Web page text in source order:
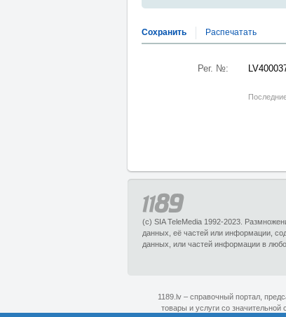
Сохранить Распечатать
Рег. №:
(c) SIA TeleMedia 1992-2023.
данных, её частей или информации,
данных, или частей информации в
1189.lv – справочный портал,
товары и услуги со